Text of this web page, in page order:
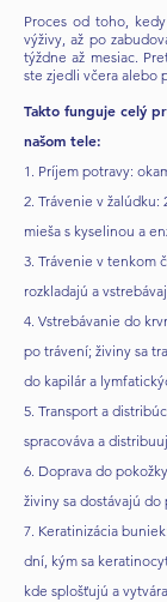
Proces od toho,
výživy, až po
týždne až mesiac.
ste zjedli včera alebo
Takto funguje celý
našom tele:
1. Príjem potravy:
2. Trávenie v žalúdku:
mieša s kyselinou a
3. Trávenie v tenkom
rozkladajú a
4. Vstrebávanie do
po trávení; živiny sa
do kapilár a
5. Transport a
spracováva a
6. Doprava do
živiny sa dostávajú
7. Keratinizácia
dní, kým sa
kde splošťujú a